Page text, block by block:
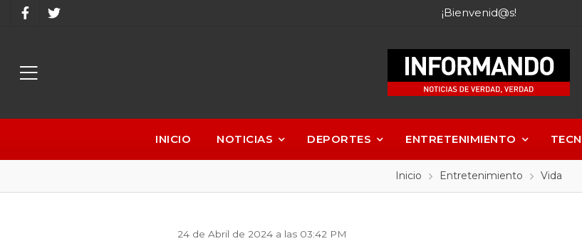
¡Bienvenid@s!
INICIO NOTICIAS DEPORTES ENTRETENIMIENTO
Inicio Entretenimiento Vida
24 de Abril de 2024 a las 03:42 PM